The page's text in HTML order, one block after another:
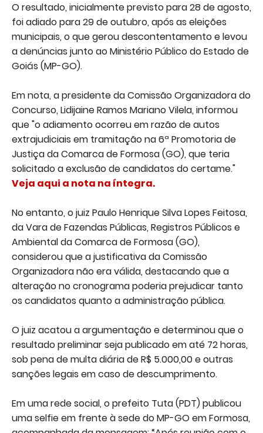
O resultado, inicialmente previsto para 28 de agosto,
foi adiado para 29 de outubro, após as eleições
municipais, o que gerou descontentamento e levou
a denúncias junto ao Ministério Público do Estado de
Goiás (MP-GO).
Em nota, a presidente da Comissão Organizadora do
Concurso, Lidijaine Ramos Mariano Vilela, informou
que "o adiamento ocorreu em razão de autos
extrajudiciais em tramitação na 6ª Promotoria de
Justiça da Comarca de Formosa (GO), que teria
solicitado a exclusão de candidatos do certame."
Veja aqui a nota na íntegra.
No entanto, o juiz Paulo Henrique Silva Lopes Feitosa,
da Vara de Fazendas Públicas, Registros Públicos e
Ambiental da Comarca de Formosa (GO),
considerou que a justificativa da Comissão
Organizadora não era válida, destacando que a
alteração no cronograma poderia prejudicar tanto
os candidatos quanto a administração pública.
O juiz acatou a argumentação e determinou que o
resultado preliminar seja publicado em até 72 horas,
sob pena de multa diária de R$ 5.000,00 e outras
sanções legais em caso de descumprimento.
Em uma rede social, o prefeito Tuta (PDT) publicou
uma selfie em frente à sede do MP-GO em Formosa,